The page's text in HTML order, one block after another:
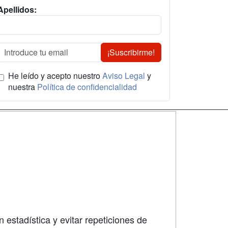
¡Suscribirme!
He leído y acepto nuestroAviso Legal y
nuestra Política de confidencialidad
estadística y evitar repeticiones de